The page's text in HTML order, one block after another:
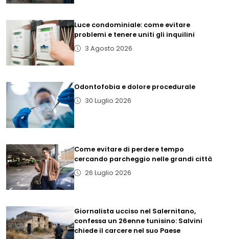
Luce condominiale: come evitare
problemi e tenere uniti gli inquilini
3 Agosto 2026
Odontofobia e dolore procedurale
30 Luglio 2026
Come evitare di perdere tempo
cercando parcheggio nelle grandi città
26 Luglio 2026
Giornalista ucciso nel Salernitano,
confessa un 26enne tunisino: Salvini
chiede il carcere nel suo Paese